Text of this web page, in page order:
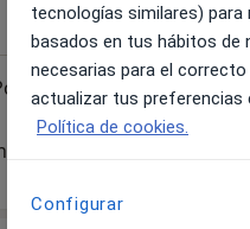
Online
Mapa
tecnologías similares)
basados en tus hábitos de
necesarias para el
actualizar tus preferencias
Política de cookies.
Configurar